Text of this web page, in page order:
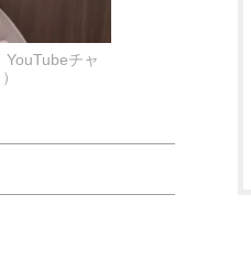
チャ